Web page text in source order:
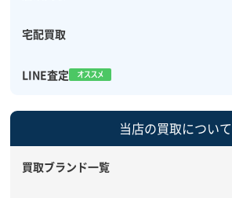
宅配買取
LINE査定
当店の買取について
買取ブランド一覧